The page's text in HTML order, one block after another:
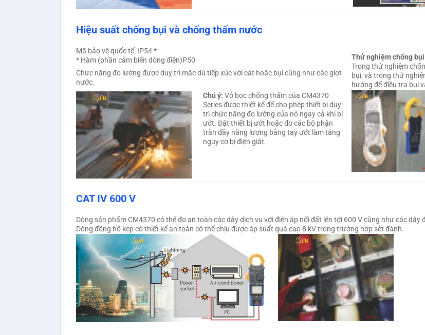
Hiệu suất chống bụi và chống thấm nước
Mã bảo vệ quốc tế: IP54 *
* Hàm (phần cảm biến dòng điện)P50
Chức năng đo lường được duy trì mặc dù tiếp xúc với cát hoặc bụi cũng như các giọt
nước.
Chú ý: Vỏ bọc chống thấm của CM4370
Series được thiết kế để cho phép thiết bị duy
trì chức năng đo lường của nó ngay cả khi bị
ướt. Đặt thiết bị ướt hoặc đo các bộ phận
tràn đầy năng lượng bằng tay ướt làm tăng
nguy cơ bị điện giật.
Thử nghiệm chống
Trong thử nghiệm
bụi, và trong thử
hướng để điều tra bụi
CAT IV 600 V
Dòng sản phẩm CM4370 có thể đo an toàn các dây dịch vụ với điện áp nối đất lên tới 600 V cũng như các
Dòng đồng hồ kẹp có thiết kế an toàn có thể chịu được áp suất quá cao 8 kV trong trường hợp sét đánh.